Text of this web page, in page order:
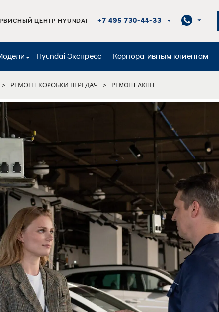
ЦЕНТР HYUNDAI +7 495 730-44-33
Hyundai Экспресс Корпоративным клиентам
> РЕМОНТ КОРОБКИ ПЕРЕДАЧ > РЕМОНТ АКПП